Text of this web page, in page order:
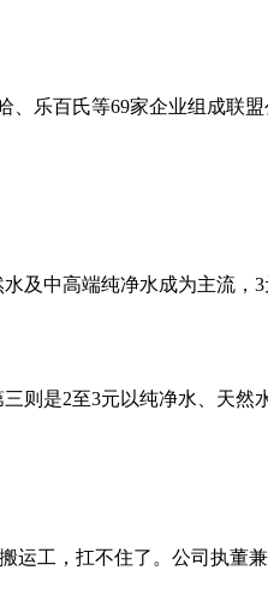
乐百氏等69家企业组成联盟
及中高端纯净水成为主流，
则是2至3元以纯净水、天然
运工，扛不住了。公司执董